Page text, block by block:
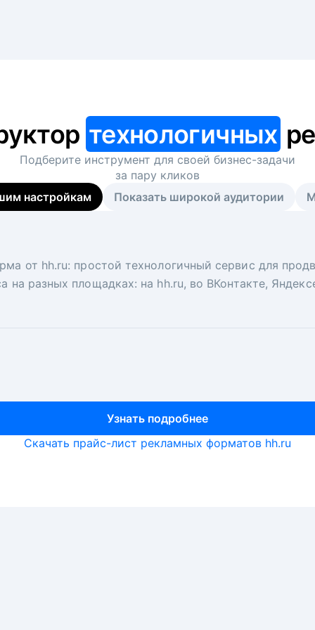
технологичных
Подберите инструмент для своей бизнес-задачи
за пару кликов
настройкам
Показать широкой аудитории
от hh.ru: простой технологичный сервис для
на разных площадках: на hh.ru, во ВКонтакте,
Узнать подробнее
вакансий на главной странице hh.ru.
ключ. Решите, сколько кандидатов и когда вам
рекрутеры и проектные менеджеры hh.ru с
Узнать подробнее
Скачать прайс-лист рекламных форматов hh.ru